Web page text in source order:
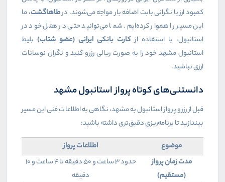
کمبود ارز یا نگرانی بابت اضافه بار مواجه می‌شوند. درطاهاگشت، ما
این مسیر را هموار کرده‌ایم. شما می‌توانید حتی در هتل خود در
استانبول، با استفاده از کارت بانکی ایرانی (عضو شتاب) بلیط
استانبول مشهد خود را به صورت ریالی رزرو کنید و نگران نوسانات
ارزی نباشید.
دانستنی‌های کوتاه پرواز استانبول مشهد
قبل از رزرو پرواز استانبول به مشهد، نگاهی به اطلاعات فنی این مسیر
بیندازید تا برنامه‌ریزی دقیق‌تری داشته باشید:
موضوع
اطلاعات پرواز
مدت زمان پرواز
(مستقیم)
حدود ۳ ساعت و ۵۰ دقیقه تا ۴ ساعت و ۱۰
دقیقه